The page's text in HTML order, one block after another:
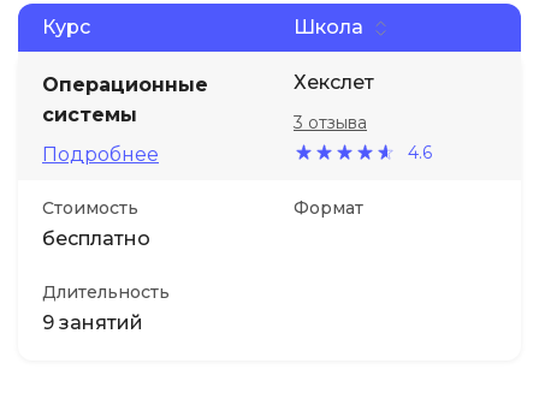
Курс Школа
Операционные
системы
Подробнее
Хекслет
4.6
3 отзыва
Стоимость
бесплатно
Формат
Длительность
9 занятий